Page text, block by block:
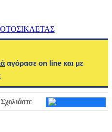
αγόρασε on line και με
Σχολιάστε